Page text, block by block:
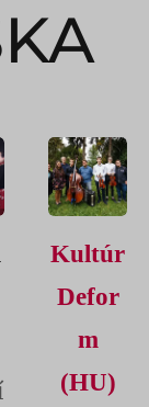
Kultúr
Defor
m
(HU)